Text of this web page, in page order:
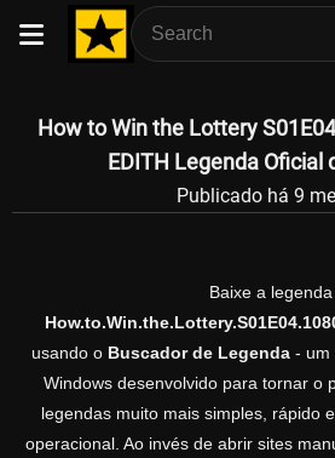
How to Win the Lottery
EDITH Legenda Oficial
Publicado há 9
Baixe a legenda
usando o Buscador de Legenda - um
Windows desenvolvido para tornar o
legendas muito mais simples, rápido
operacional. Ao invés de abrir sites